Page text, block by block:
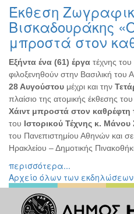
Εκδηλώσεις
ΤΟΠΟΣ
ΜΑΣ
ΔΗΜΟΣ
ΠΟΛΙΤΙΣΜΟΣ
ΑΝΘΕΚΤΙΚΗ
ΠΟΛΗ
Έκθεση
Βισκαδουράκης
μπροστά στον
Εξήντα ένα (61) έργα τέχνης του
φιλοξενηθούν στην Βασιλική
28 Αυγούστου μέχρι και την
πλαίσιο της ατομικής έκθεσης του
Χάιντ μπροστά στον καθρέφτη
του Ιστορικού Τέχνης κ. Μάνου
του Πανεπιστημίου Αθηνών και
Ηρακλείου – Δημοτικής
περισσότερα...
Αρχείο όλων των εκδηλώσεων